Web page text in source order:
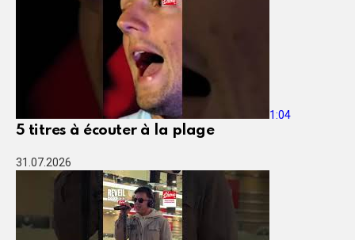
1:04
5 titres à écouter à la plage
31.07.2026